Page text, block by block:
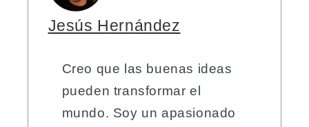
Jesús Hernández
Creo que las buenas ideas
pueden transformar el
mundo. Soy un apasionado